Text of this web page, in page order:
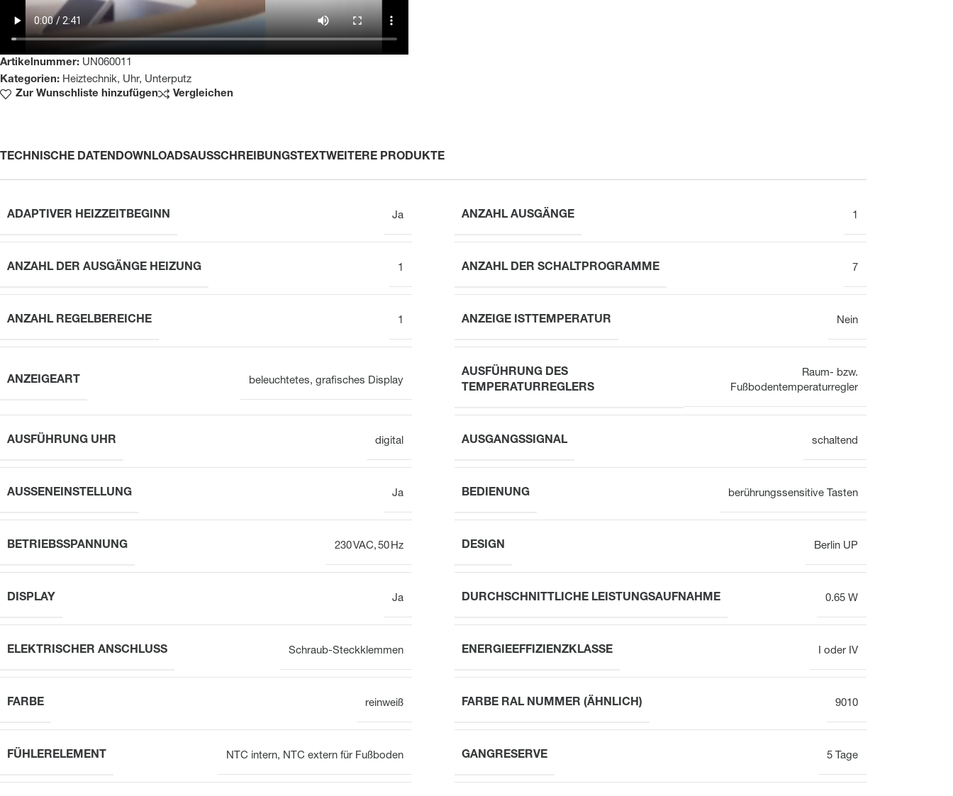
Gesamtübersicht
Elektrothermische
für den
Abgleich
Elektrothermische
Artikelnummer: UN060011
Kategorien: Heiztechnik, Uhr, Unterputz
Zur Wunschliste hinzufügen
Vergleichen
TECHNISCHE DATENDOWNLOADSAUSSCHREIBUNGSTEXTWEITERE PRODUKTE
ADAPTIVER HEIZZEITBEGINN Ja ANZAHL AUSGÄNGE 1
ANZAHL DER AUSGÄNGE HEIZUNG 1 ANZAHL DER SCHALTPROGRAMME 7
ANZAHL REGELBEREICHE 1 ANZEIGE ISTTEMPERATUR Nein
ANZEIGEART beleuchtetes, grafisches Display
AUSFÜHRUNG DES
TEMPERATURREGLERS
Raum- bzw.
Fußbodentemperaturregler
AUSFÜHRUNG UHR digital AUSGANGSSIGNAL schaltend
AUSSENEINSTELLUNG Ja BEDIENUNG berührungssensitive Tasten
BETRIEBSSPANNUNG 230 VAC, 50 Hz DESIGN Berlin UP
DISPLAY Ja DURCHSCHNITTLICHE LEISTUNGSAUFNAHME 0.65 W
ELEKTRISCHER ANSCHLUSS Schraub-Steckklemmen ENERGIEEFFIZIENZKLASSE I oder IV
FARBE reinweiß FARBE RAL NUMMER (ÄHNLICH) 9010
FÜHLERELEMENT NTC intern, NTC extern für Fußboden GANGRESERVE 5 Tage